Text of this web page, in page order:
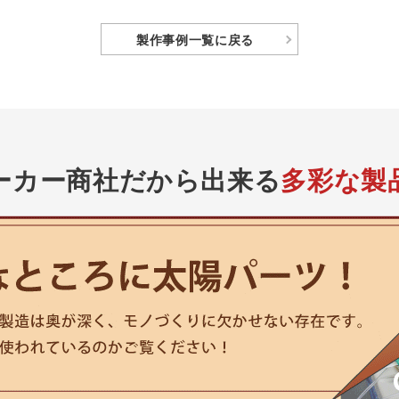
製作事例一覧に戻る
カー商社だから出来る多彩な製